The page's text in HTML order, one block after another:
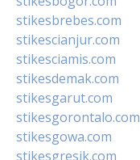
stikesbrebes.com
stikescianjur.com
stikesciamis.com
stikesdemak.com
stikesgarut.com
stikesgorontalo.com
stikesgowa.com
stikesgresik.com